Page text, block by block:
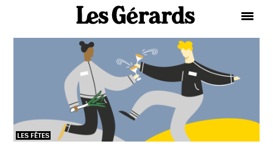
LES FÊTES